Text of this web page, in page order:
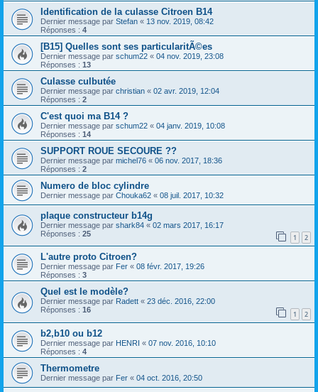
Identification de la culasse Citroen B14
Dernier message par Stefan « 13 nov. 2019, 08:42
Réponses : 4
[B15] Quelles sont ses particularitÃ©es
Dernier message par schum22 « 04 nov. 2019, 23:08
Réponses : 13
Culasse culbutée
Dernier message par christian « 02 avr. 2019, 12:04
Réponses : 2
C'est quoi ma B14 ?
Dernier message par schum22 « 04 janv. 2019, 10:08
Réponses : 14
SUPPORT ROUE SECOURE ??
Dernier message par michel76 « 06 nov. 2017, 18:36
Réponses : 2
Numero de bloc cylindre
Dernier message par Chouka62 « 08 juil. 2017, 10:32
plaque constructeur b14g
Dernier message par shark84 « 02 mars 2017, 16:17
Réponses : 25 1 2
L'autre proto Citroen?
Dernier message par Fer « 08 févr. 2017, 19:26
Réponses : 3
Quel est le modèle?
Dernier message par Radett « 23 déc. 2016, 22:00
Réponses : 16 1 2
b2,b10 ou b12
Dernier message par HENRI « 07 nov. 2016, 10:10
Réponses : 4
Thermometre
Dernier message par Fer « 04 oct. 2016, 20:50